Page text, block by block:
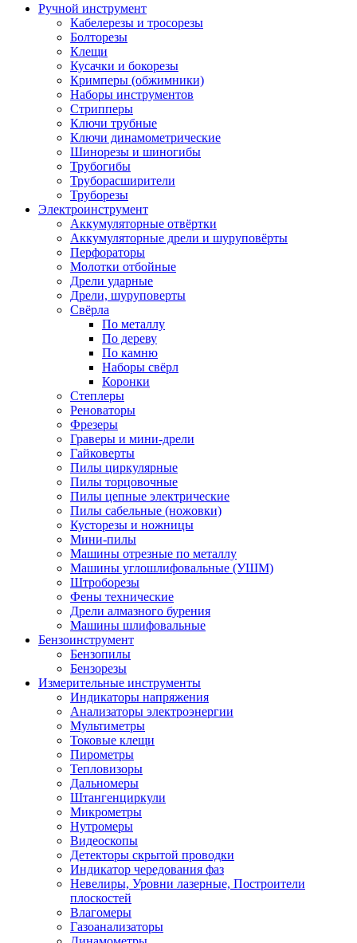
Ручной инструмент
Кабелерезы и тросорезы
Болторезы
Клещи
Кусачки и бокорезы
Кримперы (обжимники)
Наборы инструментов
Стрипперы
Ключи трубные
Ключи динамометрические
Шинорезы и шиногибы
Трубогибы
Труборасширители
Труборезы
Электроинструмент
Аккумуляторные отвёртки
Аккумуляторные дрели и шуруповёрты
Перфораторы
Молотки отбойные
Дрели ударные
Дрели, шуруповерты
Свёрла
По металлу
По дереву
По камню
Наборы свёрл
Коронки
Степлеры
Реноваторы
Фрезеры
Граверы и мини-дрели
Гайковерты
Пилы циркулярные
Пилы торцовочные
Пилы цепные электрические
Пилы сабельные (ножовки)
Кусторезы и ножницы
Мини-пилы
Машины отрезные по металлу
Машины углошлифовальные (УШМ)
Штроборезы
Фены технические
Дрели алмазного бурения
Машины шлифовальные
Бензоинструмент
Бензопилы
Бензорезы
Измерительные инструменты
Индикаторы напряжения
Анализаторы электроэнергии
Мультиметры
Токовые клещи
Пирометры
Тепловизоры
Дальномеры
Штангенциркули
Микрометры
Нутромеры
Видеоскопы
Детекторы скрытой проводки
Индикатор чередования фаз
Невелиры, Уровни лазерные, Построители
плоскостей
Влагомеры
Газоанализаторы